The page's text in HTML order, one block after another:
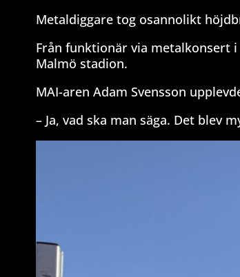
Metaldiggare tog osannolikt
Från funktionär via metalkonsert
Malmö stadion.
MAI-aren Adam Svensson
– Ja, vad ska man säga. Det blev